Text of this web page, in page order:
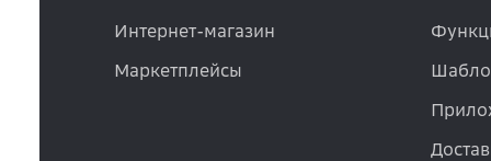
Интернет-магазин
Маркетплейсы